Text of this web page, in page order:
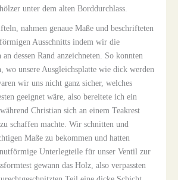
unter dem alten Borddurchlass.
nahmen genaue Maße und beschrifteten
Ausschnitts indem wir die
dessen Rand anzeichneten. So konnten
wo unsere Ausgleichsplatte wie dick werden
wir uns nicht ganz sicher, welches
geeignet wäre, also bereitete ich ein
Christian sich an einem Teakrest
schaffen machte. Wir schnitten und
Maße zu bekommen und hatten
Unterlegteile für unser Ventil zur
gewann das Holz, also verpassten